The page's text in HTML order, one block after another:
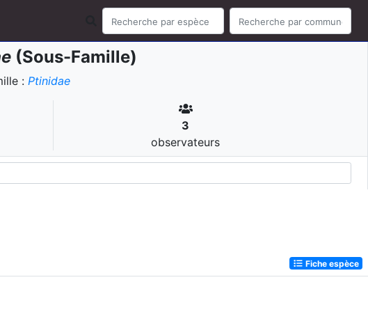
(Sous-Famille)
: Ptinidae
3
observateurs
Fiche espèce